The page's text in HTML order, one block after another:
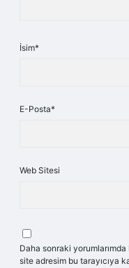
İsim*
E-Posta*
Web Sitesi
Daha sonraki
site adresim bu tarayıcıya